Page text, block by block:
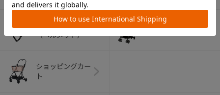
（ヘルメット）
ペット用品
ショッピングカー
ト